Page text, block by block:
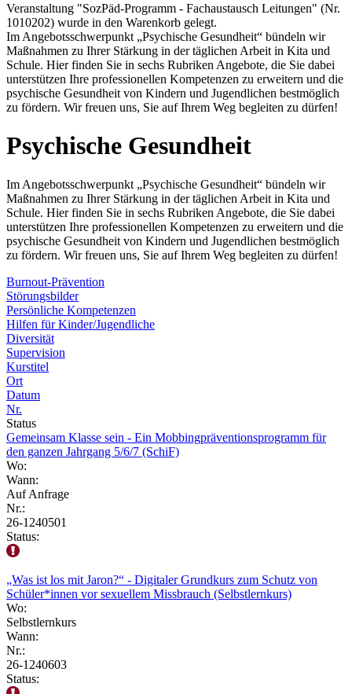
Veranstaltung "SozPäd-Programm - Fachaustausch Leitungen" (Nr.
1010202) wurde in den Warenkorb gelegt.
Im Angebotsschwerpunkt „Psychische Gesundheit“ bündeln wir
Maßnahmen zu Ihrer Stärkung in der täglichen Arbeit in Kita und
Schule. Hier finden Sie in sechs Rubriken Angebote, die Sie dabei
unterstützen Ihre professionellen Kompetenzen zu erweitern und die
psychische Gesundheit von Kindern und Jugendlichen bestmöglich
zu fördern. Wir freuen uns, Sie auf Ihrem Weg begleiten zu dürfen!
Psychische Gesundheit
Im Angebotsschwerpunkt „Psychische Gesundheit“ bündeln wir
Maßnahmen zu Ihrer Stärkung in der täglichen Arbeit in Kita und
Schule. Hier finden Sie in sechs Rubriken Angebote, die Sie dabei
unterstützen Ihre professionellen Kompetenzen zu erweitern und die
psychische Gesundheit von Kindern und Jugendlichen bestmöglich
zu fördern. Wir freuen uns, Sie auf Ihrem Weg begleiten zu dürfen!
Burnout-Prävention
Störungsbilder
Persönliche Kompetenzen
Hilfen für Kinder/Jugendliche
Diversität
Supervision
Kurstitel
Ort
Datum
Nr.
Status
Gemeinsam Klasse sein - Ein Mobbingpräventionsprogramm für
den ganzen Jahrgang 5/6/7 (SchiF)
Wo:
Wann:
Auf Anfrage
Nr.:
26-1240501
Status:
„Was ist los mit Jaron?“ - Digitaler Grundkurs zum Schutz von
Schüler*innen vor sexuellem Missbrauch (Selbstlernkurs)
Wo:
Selbstlernkurs
Wann:
Nr.:
26-1240603
Status: